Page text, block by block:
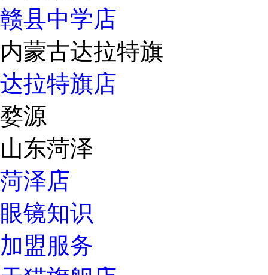
赣县中学店
内蒙古达拉特旗
达拉特旗店
婺源
山东菏泽
菏泽店
眼镜知识
加盟服务